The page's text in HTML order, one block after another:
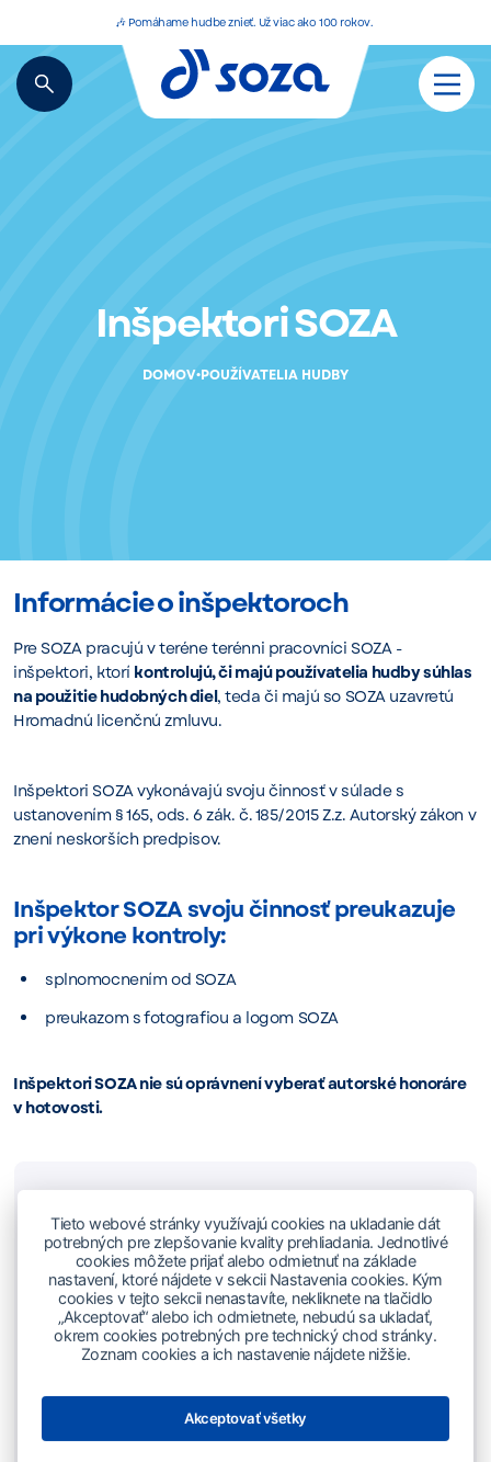
🎶 Pomáhame hudbe znieť. Už viac ako 100 rokov.
Inšpektori SOZA
DOMOV•POUŽÍVATELIA HUDBY
Informácie o inšpektoroch
Pre SOZA pracujú v teréne terénni pracovníci SOZA -
inšpektori, ktorí kontrolujú, či majú používatelia hudby súhlas
na použitie hudobných diel, teda či majú so SOZA uzavretú
Hromadnú licenčnú zmluvu.
Inšpektori SOZA vykonávajú svoju činnosť v súlade s
ustanovením § 165, ods. 6 zák. č. 185/2015 Z.z. Autorský zákon v
znení neskorších predpisov.
Inšpektor SOZA svoju činnosť preukazuje
pri výkone kontroly:
splnomocnením od SOZA
preukazom s fotografiou a logom SOZA
Inšpektori SOZA nie sú oprávnení vyberať autorské honoráre
v hotovosti.
Licenčný odbor SOZA
02/50 20 27 19
inspektori@soza.sk
Tieto webové stránky využívajú cookies na ukladanie dát
potrebných pre zlepšovanie kvality prehliadania. Jednotlivé
cookies môžete prijať alebo odmietnuť na základe
nastavení, ktoré nájdete v sekcii Nastavenia cookies. Kým
cookies v tejto sekcii nenastavíte, nekliknete na tlačidlo
„Akceptovať“ alebo ich odmietnete, nebudú sa ukladať,
okrem cookies potrebných pre technický chod stránky.
Zoznam cookies a ich nastavenie nájdete nižšie.
Akceptovať všetky